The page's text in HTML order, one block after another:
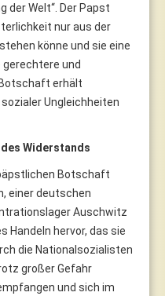
der Welt“. Der Papst
nur aus der
könne und sie eine
gerechtere und
erhält
Ungleichheiten
Widerstands
Botschaft
einer deutschen
Auschwitz
Handeln hervor, das sie
die Nationalsozialisten
großer Gefahr
und sich im